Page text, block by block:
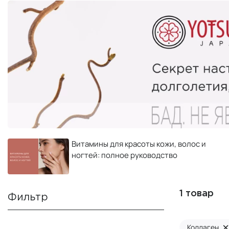
Витамины для красоты кожи, волос и
ногтей: полное руководство
Фильтр 1 товар
Коллаген